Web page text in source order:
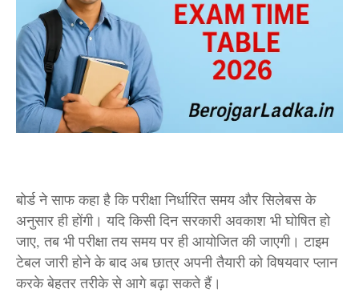
बोर्ड ने साफ कहा है कि परीक्षा निर्धारित समय और सिलेबस के
अनुसार ही होंगी। यदि किसी दिन सरकारी अवकाश भी घोषित हो
जाए, तब भी परीक्षा तय समय पर ही आयोजित की जाएगी। टाइम
टेबल जारी होने के बाद अब छात्र अपनी तैयारी को विषयवार प्लान
करके बेहतर तरीके से आगे बढ़ा सकते हैं।